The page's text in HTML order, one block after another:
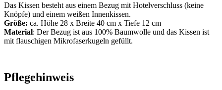
Das Kissen besteht aus einem Bezug mit Hotelverschluss (keine
Knöpfe) und einem weißen Innenkissen.
Größe: ca. Höhe 28 x Breite 40 cm x Tiefe 12 cm
Material: Der Bezug ist aus 100% Baumwolle und das Kissen ist
mit flauschigen Mikrofaserkugeln gefüllt.
Pflegehinweis